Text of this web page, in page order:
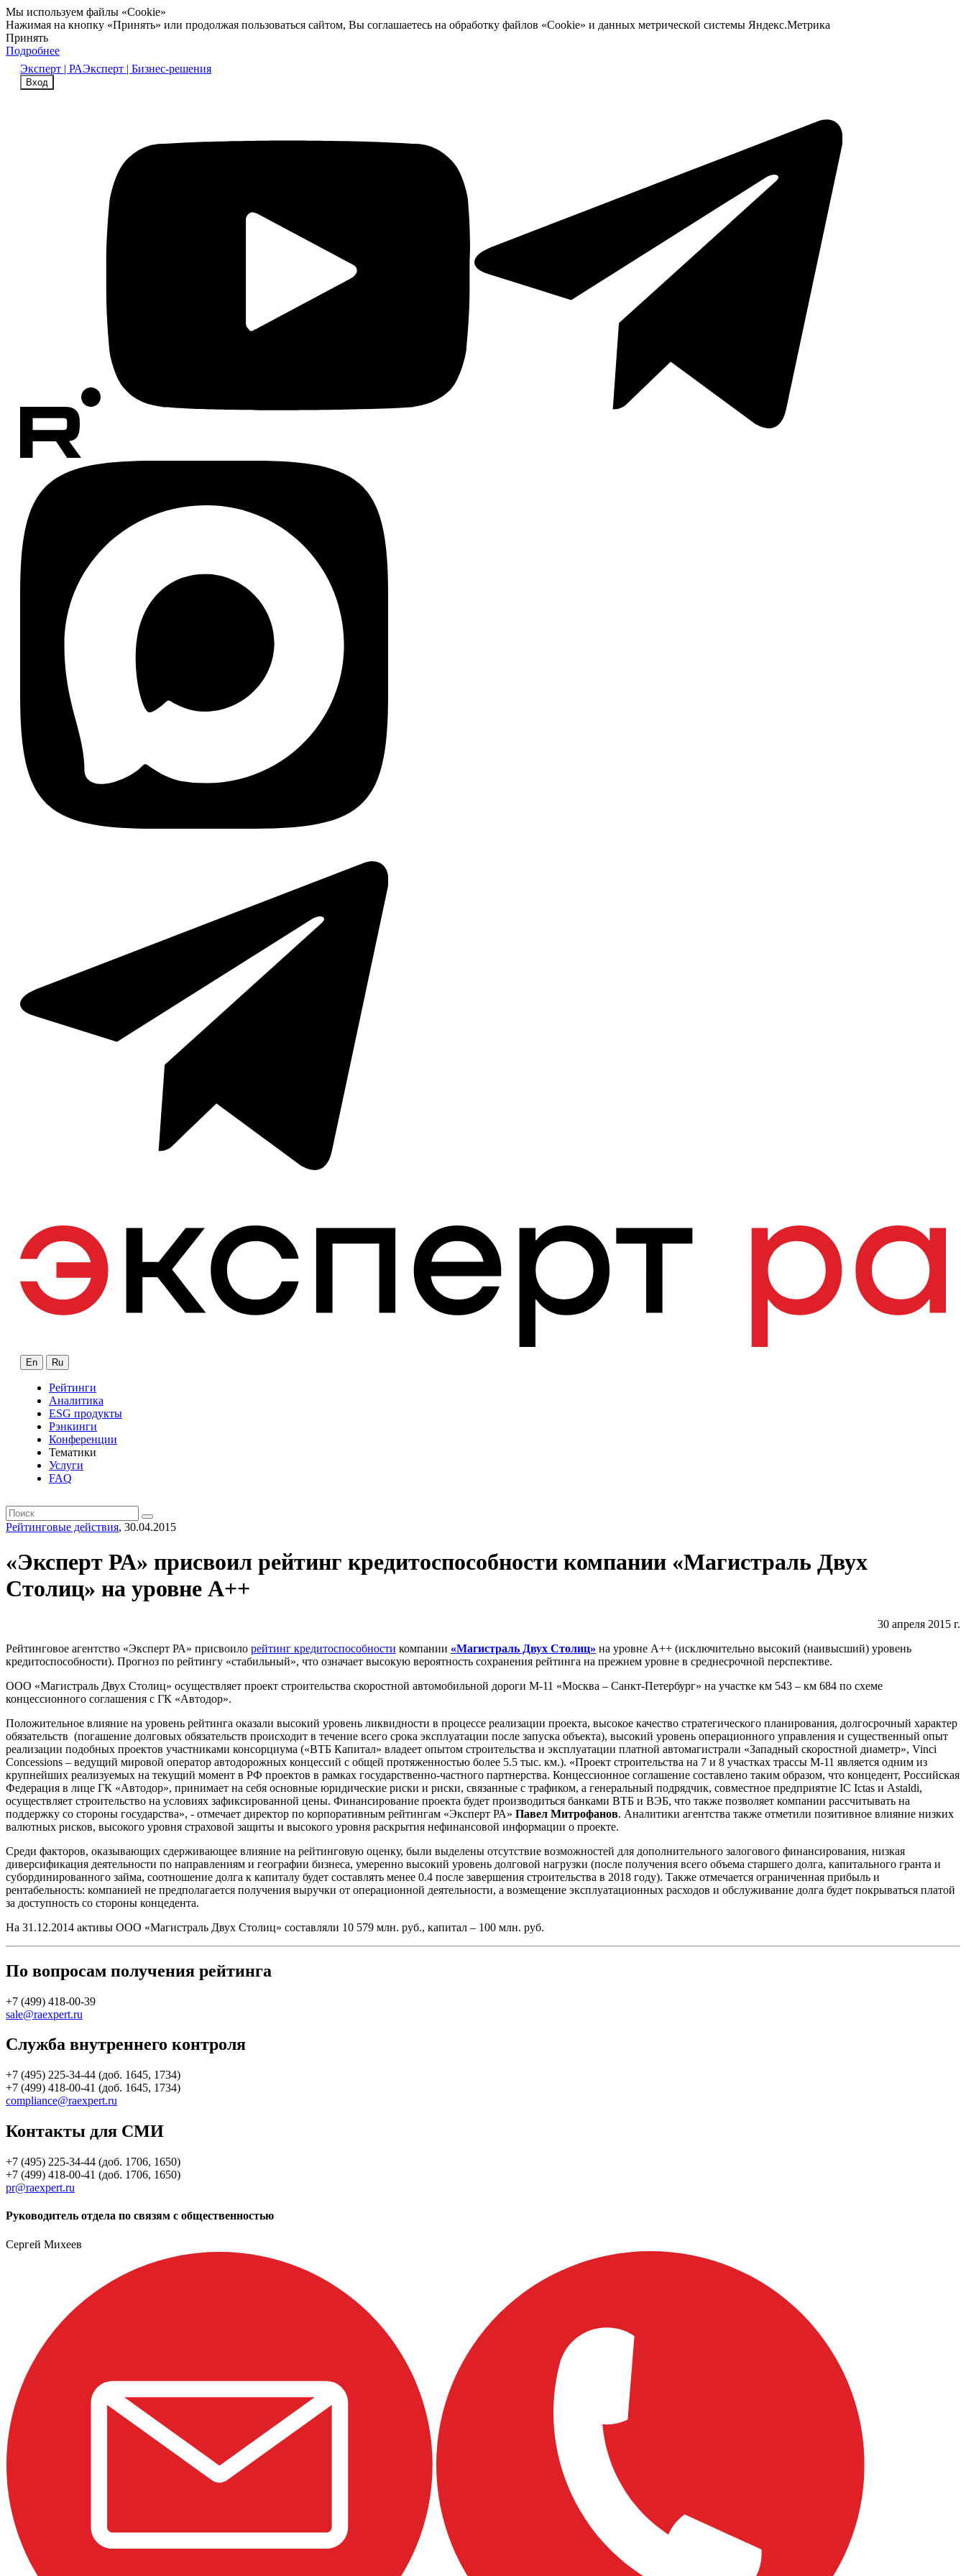
Мы используем файлы «Cookie»
Нажимая на кнопку «Принять» или продолжая пользоваться сайтом, Вы соглашаетесь на обработку файлов «Cookie» и данных метрической системы Яндекс.Метрика
Принять
Подробнее
Эксперт | РАЭксперт | Бизнес-решения
Вход
En Ru
Рейтинги
Аналитика
ESG продукты
Рэнкинги
Конференции
Тематики
Услуги
FAQ
Рейтинговые действия, 30.04.2015
«Эксперт РА» присвоил рейтинг кредитоспособности компании «Магистраль Двух
Столиц» на уровне А++
30 апреля 2015 г.
Рейтинговое агентство «Эксперт РА» присвоило рейтинг кредитоспособности компании «Магистраль Двух Столиц» на уровне А++ (исключительно высокий (наивысший) уровень
кредитоспособности). Прогноз по рейтингу «стабильный», что означает высокую вероятность сохранения рейтинга на прежнем уровне в среднесрочной перспективе.
ООО «Магистраль Двух Столиц» осуществляет проект строительства скоростной автомобильной дороги М-11 «Москва – Санкт-Петербург» на участке км 543 – км 684 по схеме
концессионного соглашения с ГК «Автодор».
Положительное влияние на уровень рейтинга оказали высокий уровень ликвидности в процессе реализации проекта, высокое качество стратегического планирования, долгосрочный характер
обязательств (погашение долговых обязательств происходит в течение всего срока эксплуатации после запуска объекта), высокий уровень операционного управления и существенный опыт
реализации подобных проектов участниками консорциума («ВТБ Капитал» владеет опытом строительства и эксплуатации платной автомагистрали «Западный скоростной диаметр», Vinci
Concessions – ведущий мировой оператор автодорожных концессий с общей протяженностью более 5.5 тыс. км.). «Проект строительства на 7 и 8 участках трассы М-11 является одним из
крупнейших реализуемых на текущий момент в РФ проектов в рамках государственно-частного партнерства. Концессионное соглашение составлено таким образом, что концедент, Российская
Федерация в лице ГК «Автодор», принимает на себя основные юридические риски и риски, связанные с трафиком, а генеральный подрядчик, совместное предприятие IC Ictas и Astaldi,
осуществляет строительство на условиях зафиксированной цены. Финансирование проекта будет производиться банками ВТБ и ВЭБ, что также позволяет компании рассчитывать на
поддержку со стороны государства», - отмечает директор по корпоративным рейтингам «Эксперт РА» Павел Митрофанов. Аналитики агентства также отметили позитивное влияние низких
валютных рисков, высокого уровня страховой защиты и высокого уровня раскрытия нефинансовой информации о проекте.
Среди факторов, оказывающих сдерживающее влияние на рейтинговую оценку, были выделены отсутствие возможностей для дополнительного залогового финансирования, низкая
диверсификация деятельности по направлениям и географии бизнеса, умеренно высокий уровень долговой нагрузки (после получения всего объема старшего долга, капитального гранта и
субординированного займа, соотношение долга к капиталу будет составлять менее 0.4 после завершения строительства в 2018 году). Также отмечается ограниченная прибыль и
рентабельность: компанией не предполагается получения выручки от операционной деятельности, а возмещение эксплуатационных расходов и обслуживание долга будет покрываться платой
за доступность со стороны концедента.
На 31.12.2014 активы ООО «Магистраль Двух Столиц» составляли 10 579 млн. руб., капитал – 100 млн. руб.
По вопросам получения рейтинга
+7 (499) 418-00-39
sale@raexpert.ru
Служба внутреннего контроля
+7 (495) 225-34-44 (доб. 1645, 1734)
+7 (499) 418-00-41 (доб. 1645, 1734)
compliance@raexpert.ru
Контакты для СМИ
+7 (495) 225-34-44 (доб. 1706, 1650)
+7 (499) 418-00-41 (доб. 1706, 1650)
pr@raexpert.ru
Руководитель отдела по связям с общественностью
Сергей Михеев